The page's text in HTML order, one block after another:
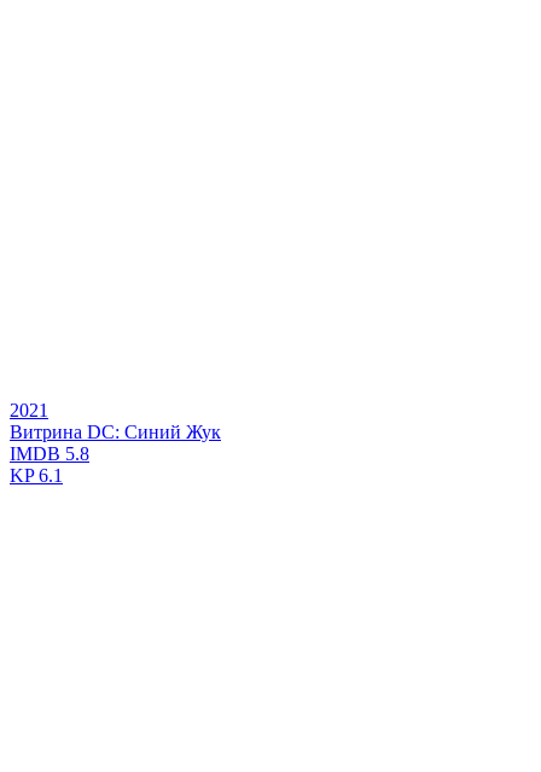
2021
Витрина DC: Синий Жук
IMDB 5.8
KP6.1